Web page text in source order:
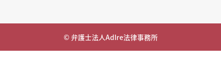
© 弁護士法人AdIre法律事務所